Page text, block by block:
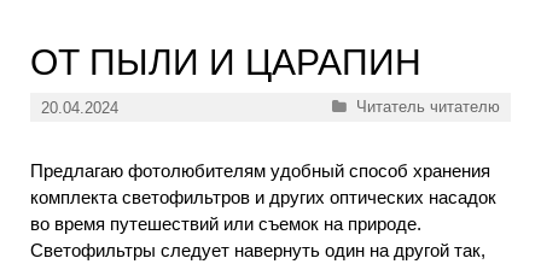
ОТ ПЫЛИ И ЦАРАПИН
20.04.2024 Рубрики
Читатель читателю
Предлагаю фотолюбителям удобный способ хранения
комплекта светофильтров и других оптических насадок
во время путешествий или съемок на природе.
Светофильтры следует навернуть один на другой так,